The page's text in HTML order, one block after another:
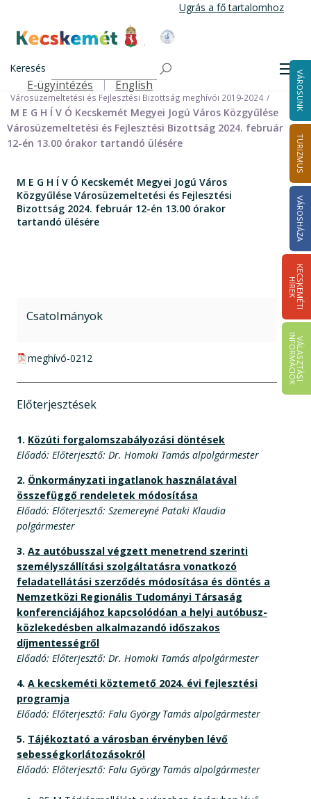
tartalomra
Ugrás a fő tartalomhoz
Kecskemét Város Honlapja
Keresés
Felső navigáció
E-ügyintézés English VÁROSUNK
TURIZMUS
VÁROSHÁZA
K
E
C
S
K
E
M
É
T
I
HÍ
R
E
K
V
Á
L
A
S
Z
T
Á
S
I
IN
F
O
R
M
Á
C
I
Ó
K
Önkormányzat
Bizottságok 2014-2024
Városüzemeltetési és Fejlesztési Bizottság 2019-2024
Városüzemeltetési és Fejlesztési Bizottság meghívói 2019-2024
M E G H Í V Ó Kecskemét Megyei Jogú Város Közgyűlése
Városüzemeltetési és Fejlesztési Bizottság 2024. február
12-én 13.00 órakor tartandó ülésére
M E G H Í V Ó Kecskemét Megyei Jogú Város
Közgyűlése Városüzemeltetési és Fejlesztési
Bizottság 2024. február 12-én 13.00 órakor
tartandó ülésére
Csatolmányok
pdf csatolmány:
meghívó-0212
Előterjesztések
1. Közúti forgalomszabályozási döntések
Előadó: Előterjesztő: Dr. Homoki Tamás alpolgármester
2. Önkormányzati ingatlanok használatával
összefüggő rendeletek módosítása
Előadó: Előterjesztő: Szemereyné Pataki Klaudia
polgármester
3. Az autóbusszal végzett menetrend szerinti
személyszállítási szolgáltatásra vonatkozó
feladatellátási szerződés módosítása és döntés a
Nemzetközi Regionális Tudományi Társaság
konferenciájához kapcsolódóan a helyi autóbusz-
közlekedésben alkalmazandó időszakos
díjmentességről
Előadó: Előterjesztő: Dr. Homoki Tamás alpolgármester
4. A kecskeméti köztemető 2024. évi fejlesztési
programja
Előadó: Előterjesztő: Falu György Tamás alpolgármester
5. Tájékoztató a városban érvényben lévő
sebességkorlátozásokról
Előadó: Előterjesztő: Falu György Tamás alpolgármester